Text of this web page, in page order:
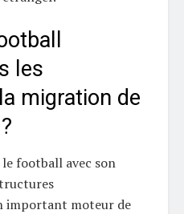
les
migration de
football avec son
important moteur de